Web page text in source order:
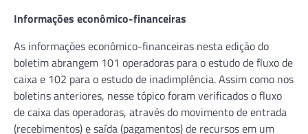
Informações econômico-financeiras
As informações econômico-financeiras nesta edição do
boletim abrangem 101 operadoras para o estudo de fluxo de
caixa e 102 para o estudo de inadimplência. Assim como nos
boletins anteriores, nesse tópico foram verificados o fluxo
de caixa das operadoras, através do movimento de entrada
(recebimentos) e saída (pagamentos) de recursos em um